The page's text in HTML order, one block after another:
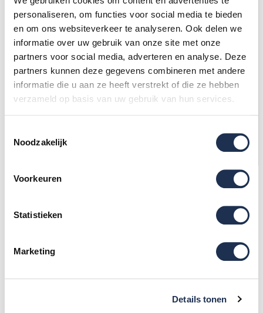
personaliseren, om functies voor social media te bieden
en om ons websiteverkeer te analyseren. Ook delen we
informatie over uw gebruik van onze site met onze
partners voor social media, adverteren en analyse. Deze
partners kunnen deze gegevens combineren met andere
informatie die u aan ze heeft verstrekt of die ze hebben
verzameld op basis van uw gebruik van hun services.
Noodzakelijk
Voorkeuren
Statistieken
Marketing
Details tonen
Disselslot
In mijn winkelwagen
Wielklem Compact
In mijn winkelwagen